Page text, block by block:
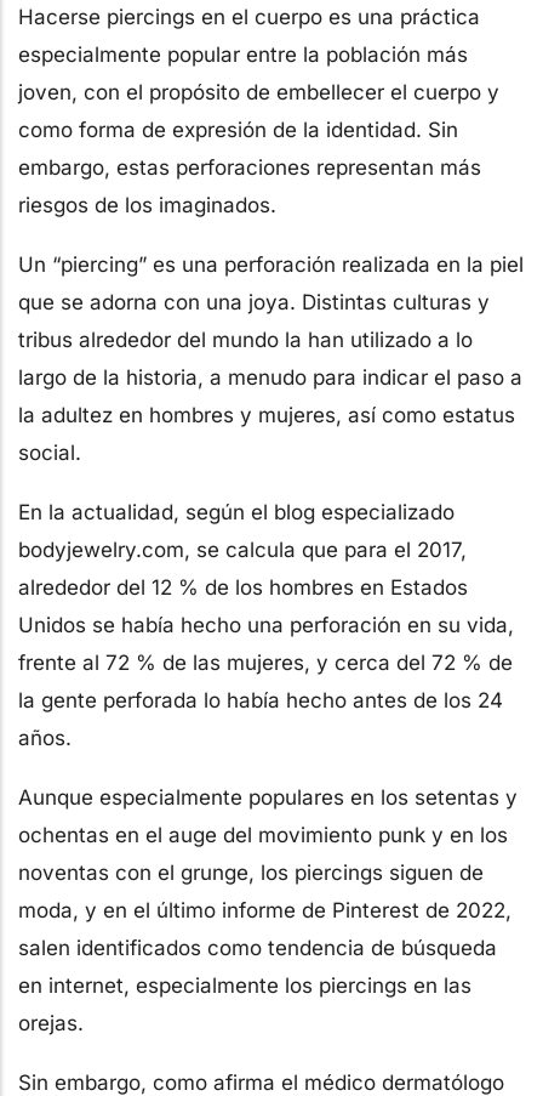
Hacerse piercings en el cuerpo es una práctica
especialmente popular entre la población más
joven, con el propósito de embellecer el cuerpo y
como forma de expresión de la identidad. Sin
embargo, estas perforaciones representan más
riesgos de los imaginados.
Un “piercing” es una perforación realizada en la piel
que se adorna con una joya. Distintas culturas y
tribus alrededor del mundo la han utilizado a lo
largo de la historia, a menudo para indicar el paso a
la adultez en hombres y mujeres, así como estatus
social.
En la actualidad, según el blog especializado
bodyjewelry.com, se calcula que para el 2017,
alrededor del 12 % de los hombres en Estados
Unidos se había hecho una perforación en su vida,
frente al 72 % de las mujeres, y cerca del 72 % de
la gente perforada lo había hecho antes de los 24
años.
Aunque especialmente populares en los setentas y
ochentas en el auge del movimiento punk y en los
noventas con el grunge, los piercings siguen de
moda, y en el último informe de Pinterest de 2022,
salen identificados como tendencia de búsqueda
en internet, especialmente los piercings en las
orejas.
Sin embargo, como afirma el médico dermatólogo